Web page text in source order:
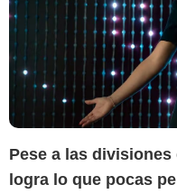
Pese a las divisiones
logra lo que pocas